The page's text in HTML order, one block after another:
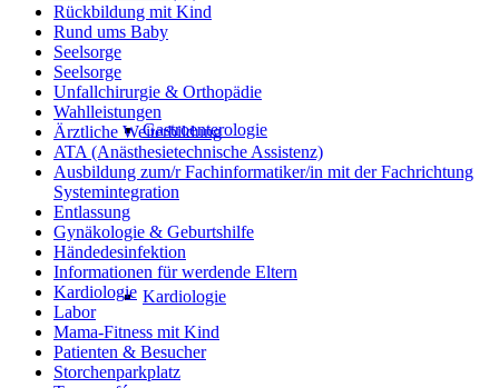
Gastroenterologie
Kardiologie
Rückbildung mit Kind
Rund ums Baby
Seelsorge
Seelsorge
Unfallchirurgie & Orthopädie
Wahlleistungen
Ärztliche Weiterbildung
ATA (Anästhesietechnische Assistenz)
Ausbildung zum/r Fachinformatiker/in mit der Fachrichtung
Systemintegration
Entlassung
Gynäkologie & Geburtshilfe
Händedesinfektion
Informationen für werdende Eltern
Kardiologie
Labor
Mama-Fitness mit Kind
Patienten & Besucher
Storchenparkplatz